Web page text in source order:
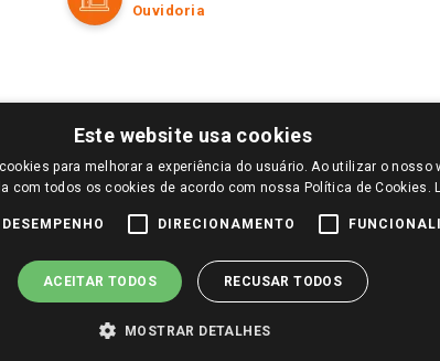
Ouvidoria
A LOJA DE SUA PREFERÊNCIA. SOMENTE APÓS O LOGIN, OS
APENAS PARA COMPRAS REALIZADAS NO GIASSI.COM.BR E NA LOJA
DE BUSCAS.
Este website usa cookies
para melhorar a experiência do usuário. Ao utilizar o nosso
com todos os cookies de acordo com nossa Política de Cookies.
DESEMPENHO DIRECIONAMENTO
ACEITAR TODOS RECUSAR TODOS
MOSTRAR DETALHES